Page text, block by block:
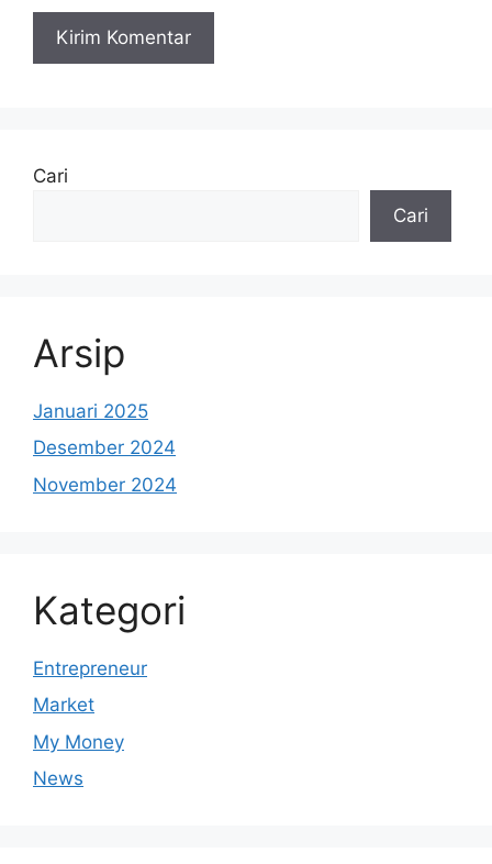
Cari
Cari
Arsip
Januari 2025
Desember 2024
November 2024
Kategori
Entrepreneur
Market
My Money
News